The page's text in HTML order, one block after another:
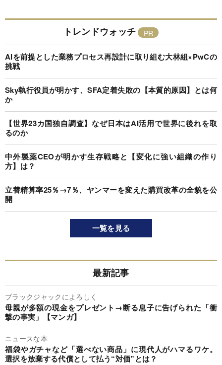
トレンドウォッチ
AIを前提とした業務プロセス再設計に取り組む大林組×PwCの
挑戦
Sky執行役員が明かす、SFA定着失敗の【本質的原因】とは何
か
【世界23カ国独自調査】なぜ日本はAI活用で世界に後れを取
るのか
中外製薬CEOが明かす生存戦略と【変化に強い組織の作り
方】は？
立替精算率25％→7％、ヤンマーを変えた購買改革の全貌を公
開
一覧を見る
最新記事
ブラックジャックによろしく
母親が多額の現金をプレゼント→断る息子に告げられた「衝
撃の事実」【マンガ】
ニュースな本
福袋やガチャなど「選べない商品」に現代人がハマるワケ。
選択を放棄する代償として払う“対価”とは？